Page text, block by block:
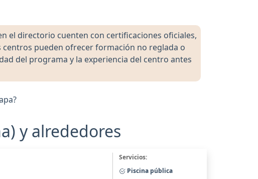
el directorio cuenten con certificaciones oficiales,
pueden ofrecer formación no reglada o
del programa y la experiencia del centro antes
y alrededores
Servicios:
Piscina pública